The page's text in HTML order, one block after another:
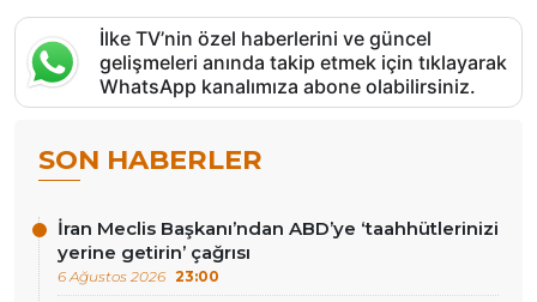
İlke TV’nin özel haberlerini ve güncel
gelişmeleri anında takip etmek için tıklayarak
WhatsApp kanalımıza abone olabilirsiniz.
SON HABERLER
İran Meclis Başkanı’ndan ABD’ye ‘taahhütlerinizi
yerine getirin’ çağrısı
6 Ağustos 2026 23:00